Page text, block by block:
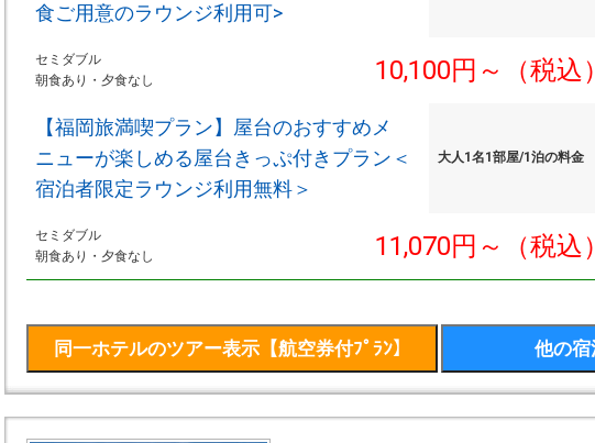
食ご用意のラウンジ利用可>
セミダブル
朝食あり・夕食なし
10,100円～（税込）
【福岡旅満喫プラン】屋台のおすすめメ
ニューが楽しめる屋台きっぷ付きプラン＜
宿泊者限定ラウンジ利用無料＞
大人1名1部屋/1泊の料金
セミダブル
朝食あり・夕食なし
11,070円～（税込）